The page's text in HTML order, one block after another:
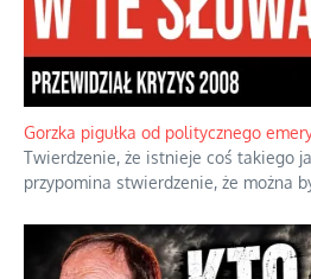
Boskie przestrogi na trudne czasy.
cyfrowego świata
Święte orędzia w cieniu smartfonów.